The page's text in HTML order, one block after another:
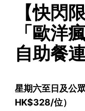
【快閃
「歐洋
自助餐
星期六至日及公
HK$328/位）